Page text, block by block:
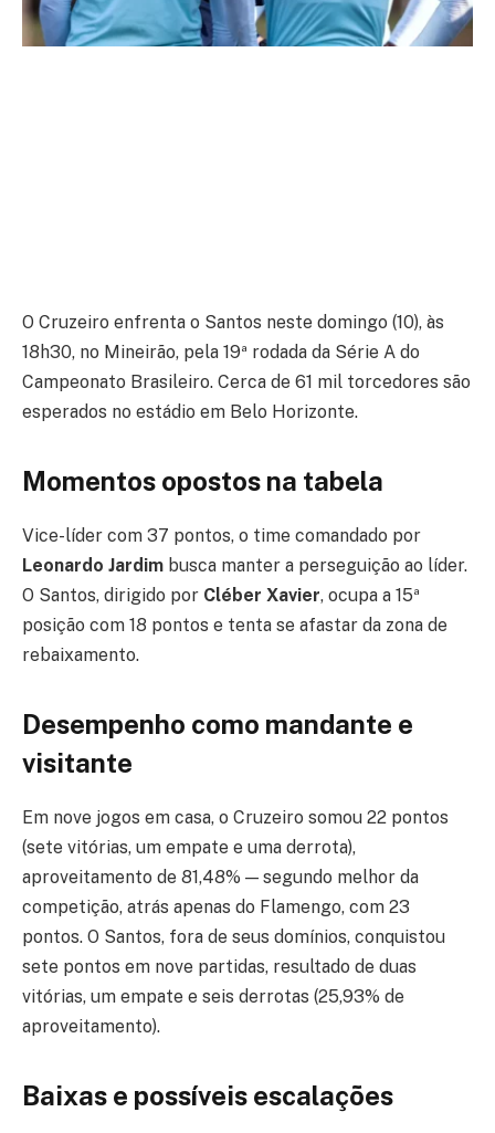
O Cruzeiro enfrenta o Santos neste domingo (10), às
18h30, no Mineirão, pela 19ª rodada da Série A do
Campeonato Brasileiro. Cerca de 61 mil torcedores são
esperados no estádio em Belo Horizonte.
Momentos opostos na tabela
Vice-líder com 37 pontos, o time comandado por
Leonardo Jardim busca manter a perseguição ao líder.
O Santos, dirigido por Cléber Xavier, ocupa a 15ª
posição com 18 pontos e tenta se afastar da zona de
rebaixamento.
Desempenho como mandante e
visitante
Em nove jogos em casa, o Cruzeiro somou 22 pontos
(sete vitórias, um empate e uma derrota),
aproveitamento de 81,48% — segundo melhor da
competição, atrás apenas do Flamengo, com 23
pontos. O Santos, fora de seus domínios, conquistou
sete pontos em nove partidas, resultado de duas
vitórias, um empate e seis derrotas (25,93% de
aproveitamento).
Baixas e possíveis escalações